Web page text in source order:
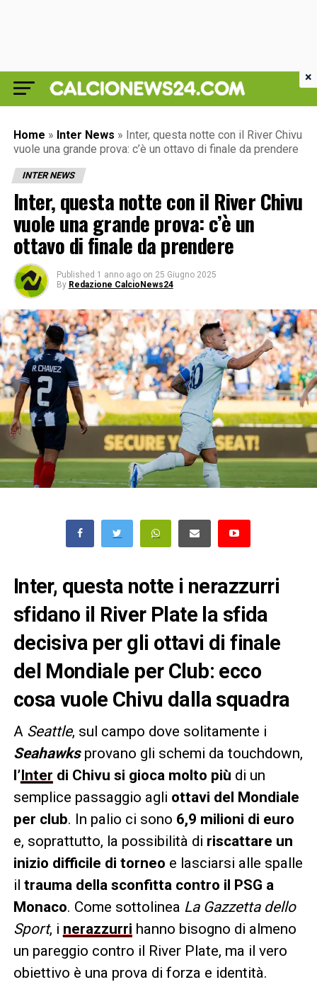
Home » Inter News » Inter, questa notte con il River Chivu
vuole una grande prova: c’è un ottavo di finale da prendere
INTER NEWS
Inter, questa notte con il River Chivu
vuole una grande prova: c’è un
ottavo di finale da prendere
Published 1 anno ago on 25 Giugno 2025
By Redazione CalcioNews24
Inter, questa notte i nerazzurri
sfidano il River Plate la sfida
decisiva per gli ottavi di finale
del Mondiale per Club: ecco
cosa vuole Chivu dalla squadra
A Seattle, sul campo dove solitamente i
Seahawksprovano gli schemi da touchdown,
l’Inter di Chivu si gioca molto più di un
semplice passaggio agli ottavi del Mondiale
per club. In palio ci sono 6,9 milioni di euro
e, soprattutto, la possibilità di riscattare un
inizio difficile di torneo e lasciarsi alle spalle
il trauma della sconfitta contro il PSG a
Monaco. Come sottolinea La Gazzetta dello
Sport, i nerazzurri hanno bisogno di almeno
un pareggio contro il River Plate, ma il vero
obiettivo è una prova di forza e identità.
×